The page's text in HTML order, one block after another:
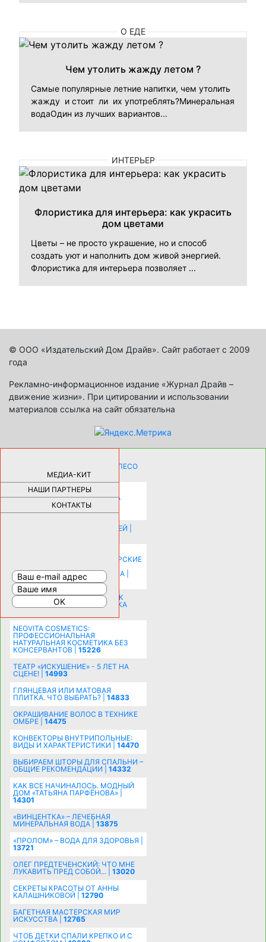
О ЕДЕ
Чем утолить жажду летом ?
Самые популярные летние напитки, чем утолить
жажду и стоит ли их употреблять?Минеральная
водаОдин из лучших вариантов...
ИНТЕРЬЕР
Флористика для интерьера: как украсить
дом цветами
Цветы – не просто украшение, но и способ
создать уют и наполнить дом живой энергией.
Флористика для интерьера позволяет ...
© ООО «Издательский Дом Драйв». Сайт работает с 2009
года
Рекламно-информационное издание «Журнал Драйв –
движение жизни». При цитировании и использовании
материалов ссылка на сайт обязательна
МЕДИА-КИТ
НАШИ ПАРТНЕРЫ
КОНТАКТЫ
КАК ДЕВУШКЕ ПОМЕНЯТЬ КОЛЕСО
НА АВТОМОБИЛЕ |69175
НОВЫЕ РАЗРАБОТКИ ДЛЯ
ОЗДОРОВЛЕНИЯ ОРГАНИЗМА
ПЛАТФОРМА ШУМАННА 3Д И
КАПСУЛА ЗДОРОВЬЯ |28279
ИСТОРИЯ НАКЛАДНЫХ НОГТЕЙ |
КОМНАТУ: ХИТРЫЕ ДИЗАЙНЕРСКИЕ
РАСШИРЕНИЯ ПРОСТРАНСТВА |
16191
СОБИРАЕМСЯ НА ПРАЗДНИК К
МОЛОДОЖЕНАМ: ПОДГОТОВКА
NEOVITA COSMETICS:
ПРОФЕССИОНАЛЬНАЯ
НАТУРАЛЬНАЯ КОСМЕТИКА БЕЗ
КОНСЕРВАНТОВ | 15226
ТЕАТР «ИСКУШЕНИЕ» - 5 ЛЕТ НА
СЦЕНЕ! | 14993
ГЛЯНЦЕВАЯ ИЛИ МАТОВАЯ
ПЛИТКА. ЧТО ВЫБРАТЬ? | 14833
ОКРАШИВАНИЕ ВОЛОС В ТЕХНИКЕ
ОМБРЕ | 14475
КОНВЕКТОРЫ ВНУТРИПОЛЬНЫЕ:
ВИДЫ И ХАРАКТЕРИСТИКИ | 14470
ВЫБИРАЕМ ШТОРЫ ДЛЯ СПАЛЬНИ –
ОБЩИЕ РЕКОМЕНДАЦИИ | 14332
КАК ВСЕ НАЧИНАЛОСЬ. МОДНЫЙ
ДОМ «ТАТЬЯНА ПАРФЁНОВА» |
14301
«ВИНЦЕНТКА» – ЛЕЧЕБНАЯ
МИНЕРАЛЬНАЯ ВОДА | 13875
«ПРОЛОМ» – ВОДА ДЛЯ ЗДОРОВЬЯ |
13721
ОЛЕГ ПРЕДТЕЧЕНСКИЙ: ЧТО МНЕ
ЛУКАВИТЬ ПРЕД СОБОЙ... | 13020
СЕКРЕТЫ КРАСОТЫ ОТ АННЫ
КАЛАШНИКОВОЙ | 12790
БАГЕТНАЯ МАСТЕРСКАЯ МИР
ИСКУССТВА | 12765
ЧТОБ ДЕТКИ СПАЛИ КРЕПКО И С